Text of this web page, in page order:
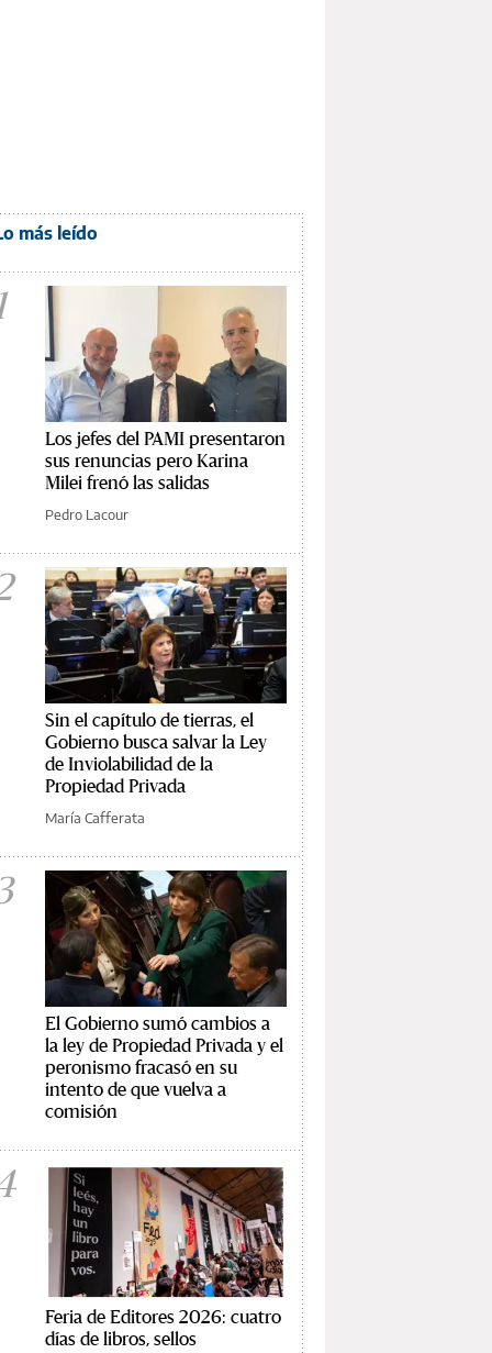
más leído
Los jefes del PAMI presentaron
sus renuncias pero Karina
Milei frenó las salidas
Pedro Lacour
Sin el capítulo de tierras, el
Gobierno busca salvar la Ley
de Inviolabilidad de la
Propiedad Privada
María Cafferata
El Gobierno sumó cambios a
la ley de Propiedad Privada y el
peronismo fracasó en su
intento de que vuelva a
comisión
Feria de Editores 2026: cuatro
días de libros, sellos